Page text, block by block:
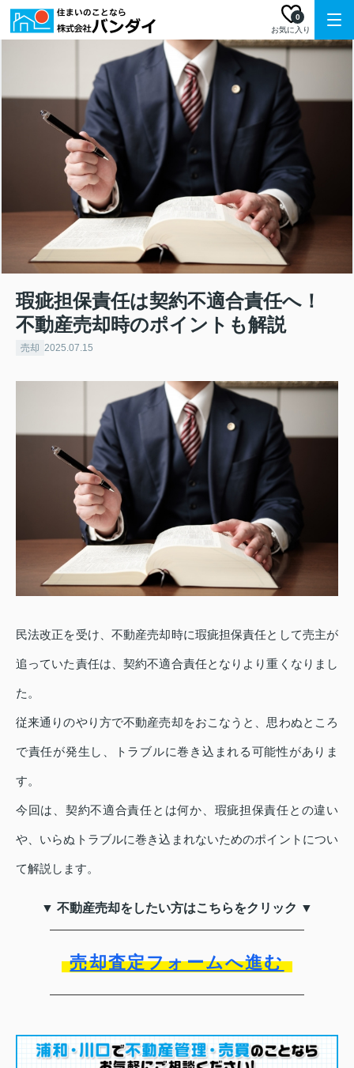
お気に入り
0
瑕疵担保責任は契約不適合責任へ！
不動産売却時のポイントも解説
売却 2025.07.15
民法改正を受け、不動産売却時に瑕疵担保責任として売主が
追っていた責任は、契約不適合責任となりより重くなりまし
た。
従来通りのやり方で不動産売却をおこなうと、思わぬところ
で責任が発生し、トラブルに巻き込まれる可能性がありま
す。
今回は、契約不適合責任とは何か、瑕疵担保責任との違い
や、いらぬトラブルに巻き込まれないためのポイントについ
て解説します。
▼ 不動産売却をしたい方はこちらをクリック ▼
売却査定フォームへ進む